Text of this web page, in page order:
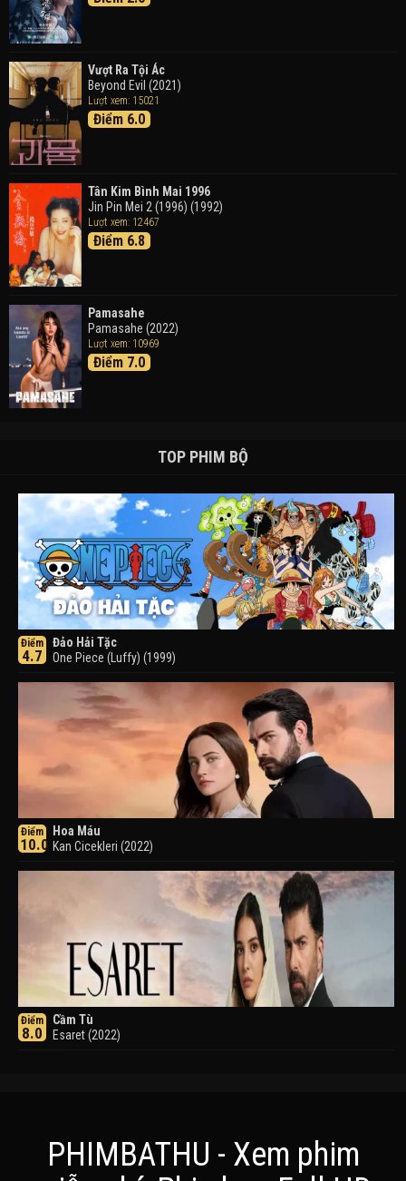
Tháng Ngày Tươi Đẹp
Vượt Ra Tội Ác
Beyond Evil (2021)
Lượt xem: 15021
Điểm 6.0
Tân Kim Bình Mai 1996
Jin Pin Mei 2 (1996) (1992)
Lượt xem: 12467
Điểm 6.8
Pamasahe
Pamasahe (2022)
Lượt xem: 10969
Điểm 7.0
TOP PHIM BỘ
Điểm
4.7
Đảo Hải Tặc
One Piece (Luffy) (1999)
Điểm
10.0
Hoa Máu
Kan Cicekleri (2022)
Điểm
8.0
Cầm Tù
Esaret (2022)
PHIMBATHU - Xem phim